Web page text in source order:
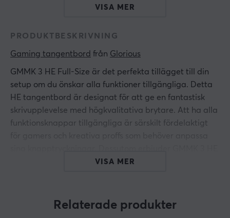
VISA MER
PRODUKTBESKRIVNING
Gaming tangentbord från Glorious
GMMK 3 HE Full-Size är det perfekta tillägget till din
setup om du önskar alla funktioner tillgängliga. Detta
HE tangentbord är designat för att ge en fantastisk
skrivupplevelse med högkvalitativa brytare. Att ha alla
funktionsknappar tillgängliga är särskilt fördelaktigt
RGB-belysning och programmerbara funktioner som
Upplev en imponerande 8000Hz polling rate som
säkerställer snabb och responsiv registrering av varje
VISA MER
Relaterade produkter